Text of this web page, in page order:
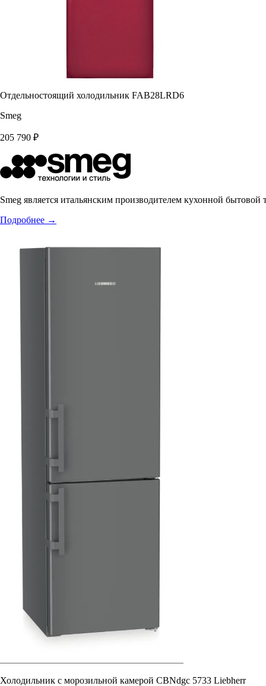
Отдельностоящий холодильник FAB28LRD6
Smeg
205 790 ₽
Smeg является итальянским производителем кухонной
Подробнее →
Холодильник с морозильной камерой CBNdgc 5733 Liebherr